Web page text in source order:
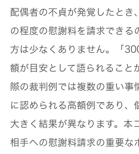
配偶者の不貞が発覚したとき
の程度の慰謝料を請求できる
方は少なくありません。「
額が目安として語られること
際の裁判例では複数の重い事
に認められる高額例であり、
大きく結果が異なります。本
相手への慰謝料請求の重要な